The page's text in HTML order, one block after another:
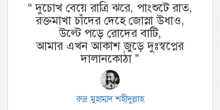
“দুচোখ বেয়ে রাত্রি ঝরে, পাংশুটে রাত,
রক্তমাখা চাঁদের দেহে জোস্না উধাও,
উল্টে পড়ে রোদের বাটি,
আমার এখন আকাশ জুড়ে দুঃস্বপ্নের
দালানকোঠা”
রুদ্র মুহাম্মদ শহীদুল্লাহ